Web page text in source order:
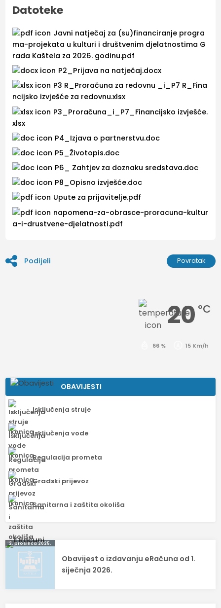
Datoteke
Javni natječaj za (su)financiranje progra
ma-projekata u kulturi i društvenim djelatnostima G
rada Kaštela za 2026. godinu.pdf
P2_Prijava na natječaj.docx
P3 R_Proračuna za redovnu _i_P7 R_Fina
ncijsko izvješće za redovnu.xlsx
P3_Proračuna_i_P7_Financijsko izvješće.
xlsx
P4_Izjava o partnerstvu.doc
P5_Životopis.doc
P6_ Zahtjev za doznaku sredstava.doc
P8_Opisno izvješće.doc
Upute za prijavitelje.pdf
napomena-za-obrasce-proracuna-kultur
a-i-drustvene-djelatnosti.pdf
Podijeli Povratak
20 °C
66 % 15 Km/h
OBAVIJESTI
Isključenja struje
Isključenja vode
Regulacija prometa
Gradski prijevoz
Sanitarna i zaštita okoliša
Navigacija
objava
2. prosinca 2025.
Obavijest o izdavanju eRačuna od 1.
siječnja 2026.